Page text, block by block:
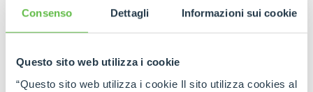
Consenso Dettagli Informazioni sui cookie
Questo sito web utilizza i cookie
“Questo sito web utilizza i cookie Il sito utilizza cookies al
WATCH THE VIDEO